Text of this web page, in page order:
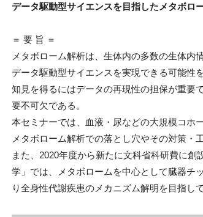
データ駆動型サイエンスを目指したメタボロ
＝ 要 旨 ＝
メタボローム解析は、生体内の多数の生体内
データ駆動型サイエンスを実現できる可能性
知見を得るにはデータの再現性の担保が重要
要不可欠である。
本セミナーでは、血液・尿などの大規模コホ
メタボローム解析での落とし穴やその対策・
また、2020年度から新たに文科省科研費に
学」では、メタボロームを中心として臓器チ
り全身性代謝疾患のメカニズム解明を目指し